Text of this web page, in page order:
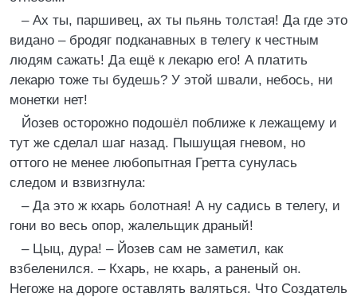
– Ах ты, паршивец, ах ты пьянь толстая! Да где это
видано – бродяг подканавных в телегу к честным
людям сажать! Да ещё к лекарю его! А платить
лекарю тоже ты будешь? У этой швали, небось, ни
монетки нет!
Йозев осторожно подошёл поближе к лежащему и
тут же сделал шаг назад. Пышущая гневом, но
оттого не менее любопытная Гретта сунулась
следом и взвизгнула:
– Да это ж кхарь болотная! А ну садись в телегу, и
гони во весь опор, жалельщик драный!
– Цыц, дура! – Йозев сам не заметил, как
взбеленился. – Кхарь, не кхарь, а раненый он.
Негоже на дороге оставлять валяться. Что Создатель